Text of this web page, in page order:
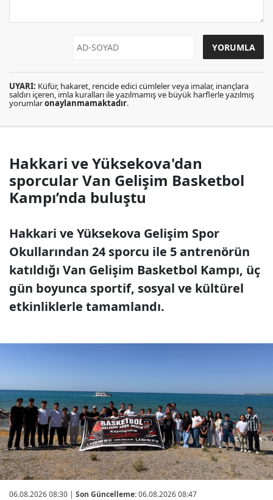
UYARI: Küfür, hakaret, rencide edici cümleler veya imalar, inançlara
saldırı içeren, imla kuralları ile yazılmamış ve büyük harflerle yazılmış
yorumlaronaylanmamaktadır.
Hakkari ve Yüksekova'dan
sporcular Van Gelişim Basketbol
Kampı’nda buluştu
Hakkari ve Yüksekova Gelişim Spor
Okullarından 24 sporcu ile 5 antrenörün
katıldığı Van Gelişim Basketbol Kampı, üç
gün boyunca sportif, sosyal ve kültürel
etkinliklerle tamamlandı.
06.08.2026 08:30 | Son Güncelleme:06.08.2026 08:47